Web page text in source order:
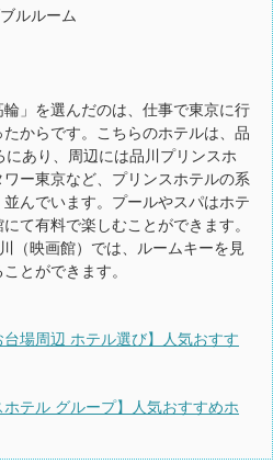
ルルーム
輪」を選んだのは、仕事で東京に行
からです。こちらのホテルは、品
にあり、周辺には品川プリンスホ
ー東京など、プリンスホテルの系
んでいます。プールやスパはホテ
て有料で楽しむことができます。
（映画館）では、ルームキーを見
とができます。
場周辺 ホテル選び】人気おすす
テル グループ】人気おすすめホ